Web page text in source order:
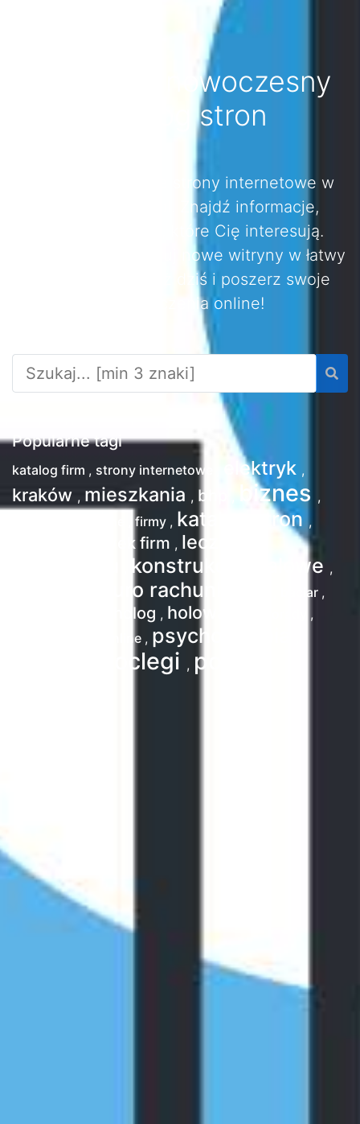
Bryzg.pl - nowoczesny
katalog stron
Odkryj różnorodne strony internetowe w
katalogu bryzg.pl. Znajdź informacje,
produkty i usługi, które Cię interesują.
Przeglądaj i eksploruj nowe witryny w łatwy
sposób. Dołącz już dziś i poszerz swoje
doświadczenia online!
Popularne tagi
katalog firm , strony internetowe elektryk ,
kraków , mieszkania , bhp biznes ,
firmy , katalog stron ,
baza wizytówek firm , leczenie
konstrukcje stalowe ,
biuro rachunkowe baciar ,
psycholog , holowanie
,
psychoterapia online , psychoterapia
noclegi , pomoc